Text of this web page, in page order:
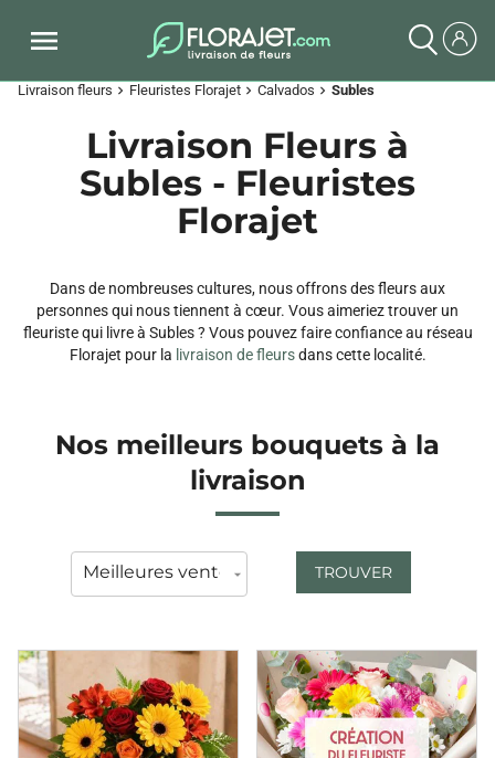
Livraison fleurs chevron_right Fleuristes Florajet chevron_right Calvados chevron_right Subles
Livraison Fleurs à
Subles - Fleuristes
Florajet
Dans de nombreuses cultures, nous offrons des fleurs aux
personnes qui nous tiennent à cœur. Vous aimeriez trouver un
fleuriste qui livre à Subles ? Vous pouvez faire confiance au réseau
Florajet pour la livraison de fleursdans cette localité.
Nos meilleurs bouquets à la
livraison
TROUVER